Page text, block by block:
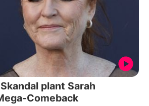
plant Sarah
Comeback